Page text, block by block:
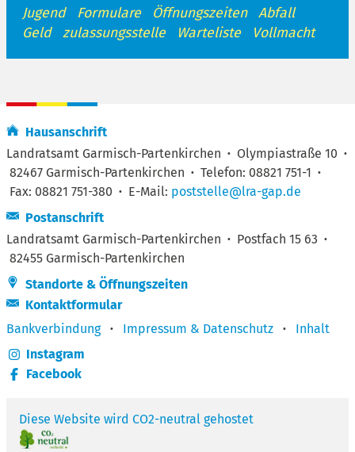
Jugend Formulare Öffnungszeiten
Abfall
Geld
zulassungsstelle Warteliste Vollmacht
Hausanschrift
Landratsamt Garmisch-Partenkirchen · Olympiastraße 10 ·
82467 Garmisch-Partenkirchen · Telefon: 08821 751-1 ·
Fax: 08821 751-380 · E-Mail: poststelle@lra-gap.de
Postanschrift
Landratsamt Garmisch-Partenkirchen · Postfach 15 63 ·
82455 Garmisch-Partenkirchen
Standorte & Öffnungszeiten
Kontaktformular
Bankverbindung
· Impressum & Datenschutz ·
Inhalt
Instagram
Facebook
Diese Website wird CO2-neutral gehostet